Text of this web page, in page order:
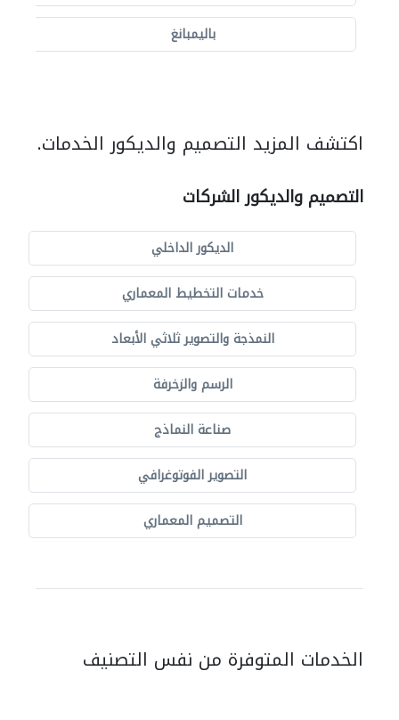
باليمبانغ
اكتشف المزيد التصميم والديكور الخدمات.
التصميم والديكور الشركات
الديكور الداخلي
خدمات التخطيط المعماري
النمذجة والتصوير ثلاثي الأبعاد
الرسم والزخرفة
صناعة النماذج
التصوير الفوتوغرافي
التصميم المعماري
الخدمات المتوفرة من نفس التصنيف